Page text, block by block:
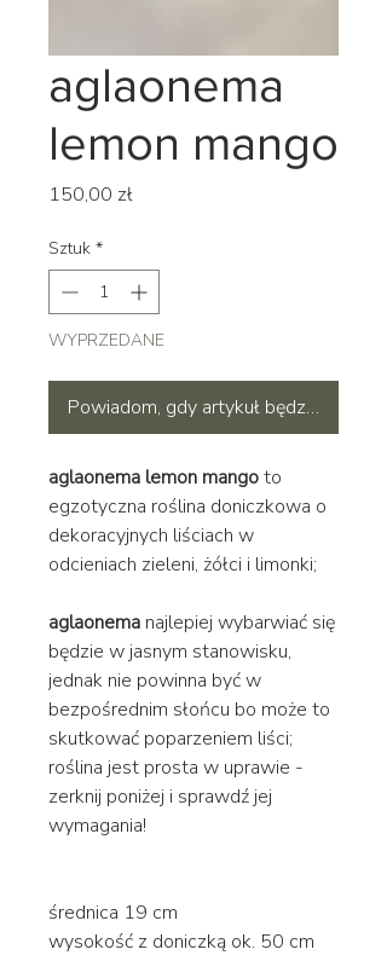
aglaonema
lemon mango
150,00 złCena
Sztuk *
WYPRZEDANE
Powiadom, gdy artykuł będzie
aglaonema lemon mangoto
egzotyczna roślina doniczkowa o
dekoracyjnych liściach w
odcieniach zieleni, żółci i limonki;
aglaonema najlepiej wybarwiać się
będzie w jasnym stanowisku,
jednak nie powinna być w
bezpośrednim słońcu bo może to
skutkować poparzeniem liści;
roślina jest prosta w uprawie -
zerknij poniżej i sprawdź jej
wymagania!
średnica 19 cm
wysokość z doniczką ok. 50 cm